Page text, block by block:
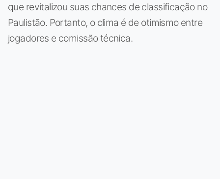
que revitalizou suas chances de classificação no
Paulistão. Portanto, o clima é de otimismo entre
jogadores e comissão técnica.